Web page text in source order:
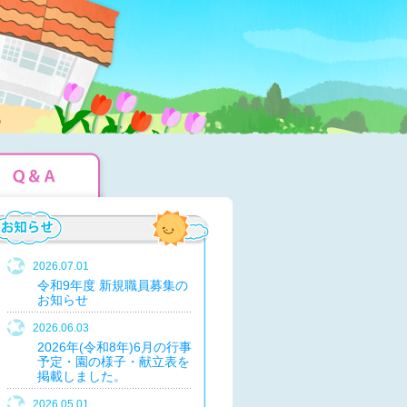
2026.07.01
令和9年度 新規職員募集の
お知らせ
2026.06.03
2026年(令和8年)6月の行事
予定・園の様子・献立表を
掲載しました。
2026.05.01